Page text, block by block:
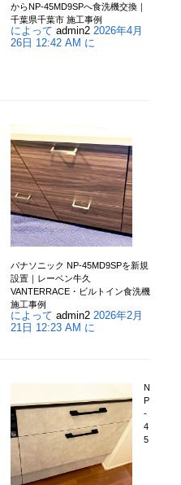
からNP-45MD9SPへ食洗機交換｜
千葉県千葉市 施工事例
によって admin2 2026年4月
26日 12:42 AM に
パナソニック NP-45MD9SPを新規
設置｜レーベン牛久
VANTERRACE・ビルトイン食洗機
施工事例
によって admin2 2026年2月
21日 12:23 AM に
N
P
-
4
5